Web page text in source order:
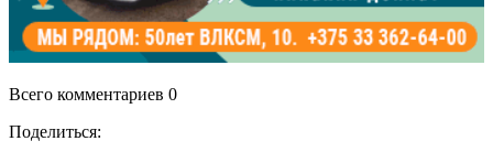
Всего комментариев 0
Поделиться: